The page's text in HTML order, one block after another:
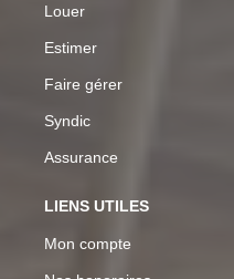
Louer
Estimer
Faire gérer
Syndic
Assurance
LIENS UTILES
Mon compte